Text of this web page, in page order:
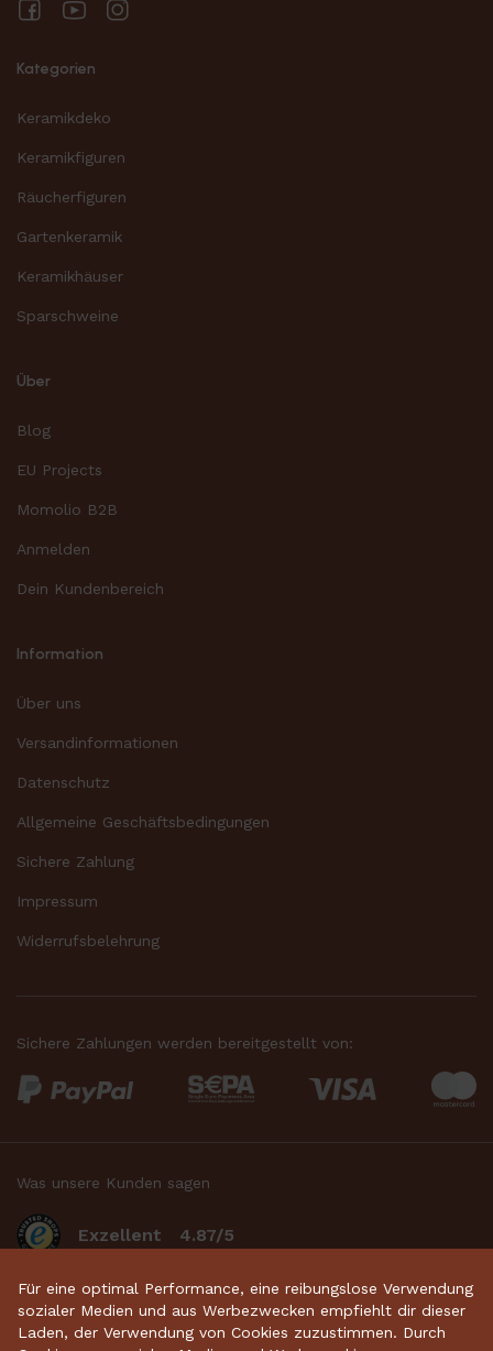
FacebookYouTube
Kategorien
Keramikdeko
Keramikfiguren
Räucherfiguren
Gartenkeramik
Keramikhäuser
Sparschweine
Über
Blog
EU Projects
Momolio B2B
Anmelden
Dein Kundenbereich
Information
Über uns
Versandinformationen
Datenschutz
Allgemeine Geschäftsbedingungen
Sichere Zahlung
Impressum
Widerrufsbelehrung
Sichere Zahlungen werden bereitgestellt von:
Was unsere Kunden sagen
Exzellent 4.87/5
basierend auf 2634bewertungen.
Für eine optimal Performance, eine reibungslose Verwendung
sozialer Medien und aus Werbezwecken empfiehlt dir dieser
Laden, der Verwendung von Cookies zuzustimmen. Durch